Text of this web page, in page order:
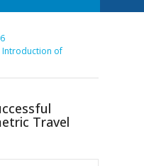
Introduction of
Travel